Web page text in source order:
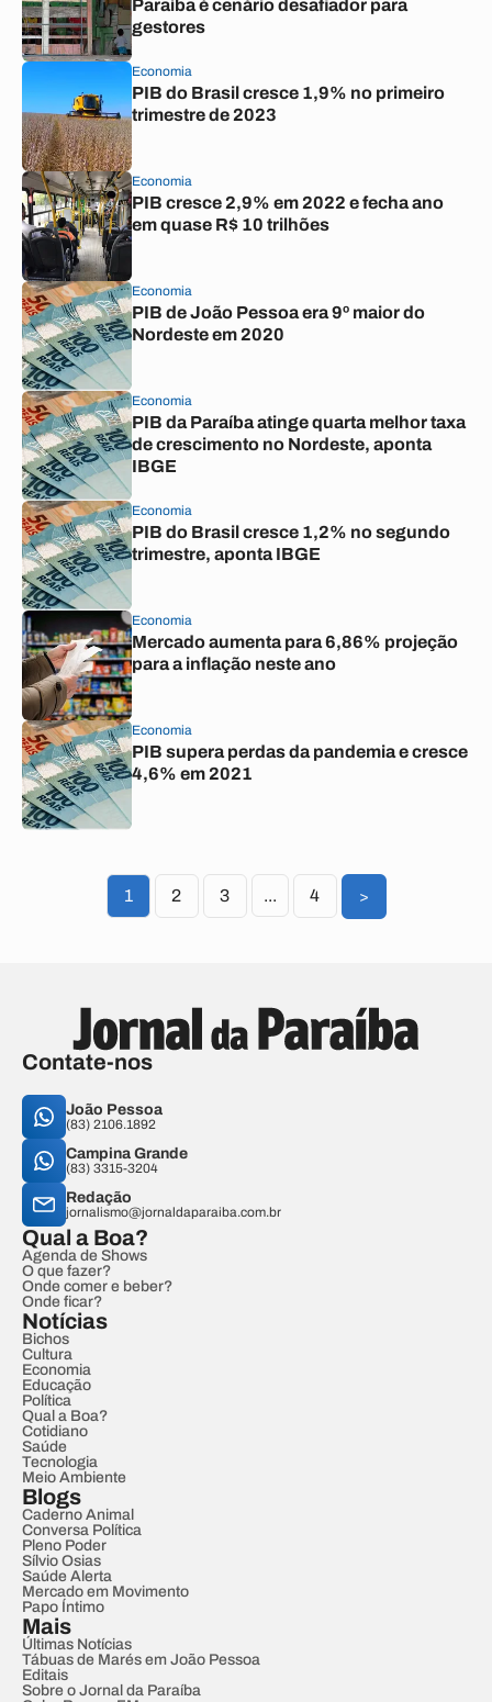
Paraíba é cenário desafiador para
gestores
Economia
PIB do Brasil cresce 1,9% no primeiro
trimestre de 2023
Economia
PIB cresce 2,9% em 2022 e fecha ano
em quase R$ 10 trilhões
Economia
PIB de João Pessoa era 9º maior do
Nordeste em 2020
Economia
PIB da Paraíba atinge quarta melhor taxa
de crescimento no Nordeste, aponta
IBGE
Economia
PIB do Brasil cresce 1,2% no segundo
trimestre, aponta IBGE
Economia
Mercado aumenta para 6,86% projeção
para a inflação neste ano
Economia
PIB supera perdas da pandemia e cresce
4,6% em 2021
1 2 3 ... 4 >
Contate-nos
João Pessoa
(83) 2106.1892
Campina Grande
(83) 3315-3204
Redação
jornalismo@jornaldaparaiba.com.br
Qual a Boa?
Agenda de Shows
O que fazer?
Onde comer e beber?
Onde ficar?
Notícias
Bichos
Cultura
Economia
Educação
Política
Qual a Boa?
Cotidiano
Saúde
Tecnologia
Meio Ambiente
Blogs
Caderno Animal
Conversa Política
Pleno Poder
Sílvio Osias
Saúde Alerta
Mercado em Movimento
Papo Íntimo
Mais
Últimas Notícias
Tábuas de Marés em João Pessoa
Editais
Sobre o Jornal da Paraíba